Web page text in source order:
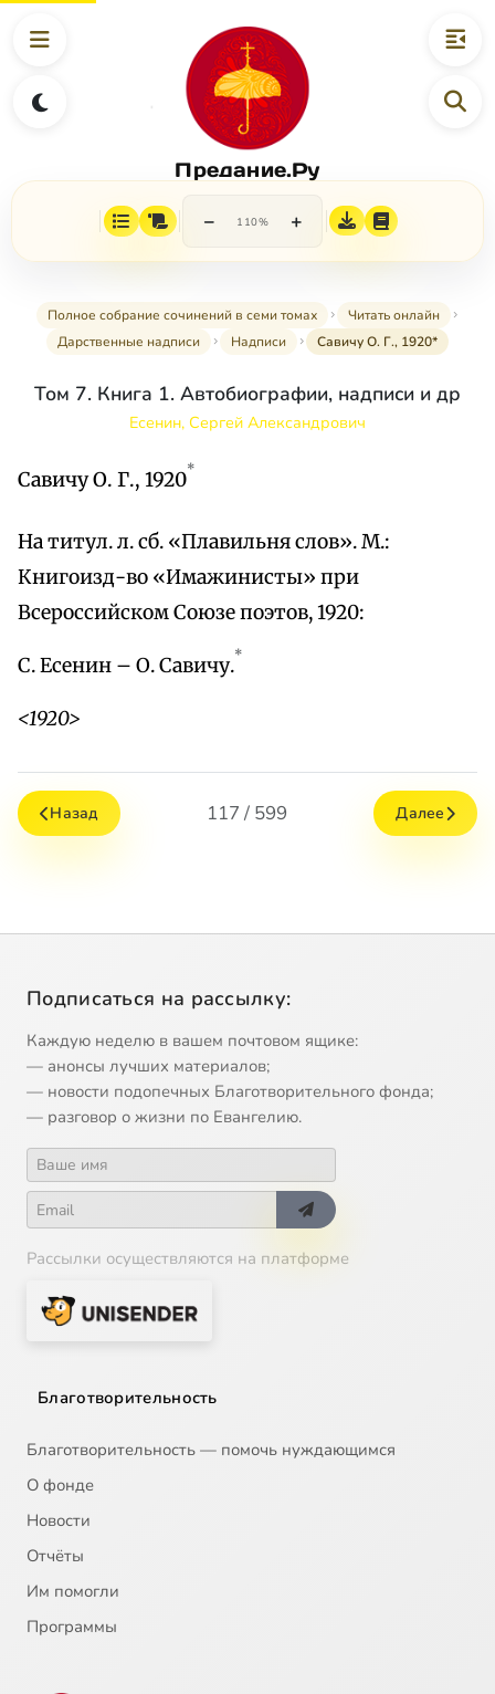
Предание.Ру
− 110% +
Полное собрание сочинений в семи томах
Читать онлайн
Дарственные надписи
Надписи Савичу О. Г., 1920*
Том 7. Книга 1. Автобиографии, надписи и др
Есенин, Сергей Александрович
Савичу О. Г., 1920*
На титул. л. сб. «Плавильня слов». М.:
Книгоизд-во «Имажинисты» при
Всероссийском Союзе поэтов, 1920:
С. Есенин – О. Савичу.*
<1920>
Назад 117 / 599 Далее
Подписаться на рассылку:
Каждую неделю в вашем почтовом ящике:
— анонсы лучших материалов;
— новости подопечных Благотворительного фонда;
— разговор о жизни по Евангелию.
Рассылки осуществляются на платформе
Благотворительность
Благотворительность — помочь нуждающимся
О фонде
Новости
Отчёты
Им помогли
Программы